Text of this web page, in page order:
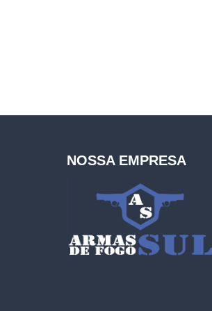
NOSSA EMPRESA